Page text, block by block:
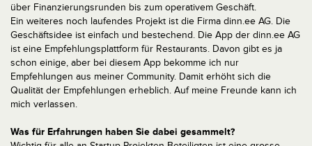
über Finanzierungsrunden bis zum operativem Geschäft.
Ein weiteres noch laufendes Projekt ist die Firma dinn.ee AG. Die
Geschäftsidee ist einfach und bestechend. Die App der dinn.ee AG
ist eine Empfehlungsplattform für Restaurants. Davon gibt es ja
schon einige, aber bei diesem App bekomme ich nur
Empfehlungen aus meiner Community. Damit erhöht sich die
Qualität der Empfehlungen erheblich. Auf meine Freunde kann ich
mich verlassen.
Was für Erfahrungen haben Sie dabei gesammelt?